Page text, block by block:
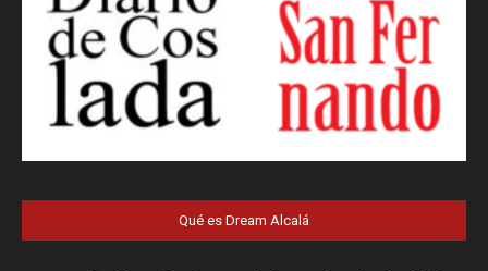
Qué es Dream Alcalá